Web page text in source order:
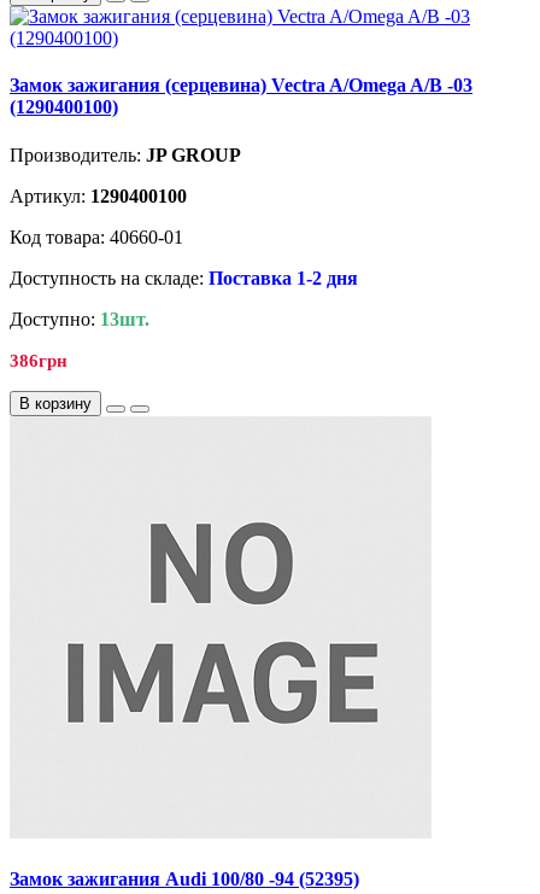
Замок зажигания (серцевина) Vectra A/Omega A/B -03
(1290400100)
Производитель: JP GROUP
Артикул: 1290400100
Код товара: 40660-01
Доступность на складе: Поставка 1-2 дня
Доступно: 13шт.
386грн
В корзину
Замок зажигания Audi 100/80 -94 (52395)